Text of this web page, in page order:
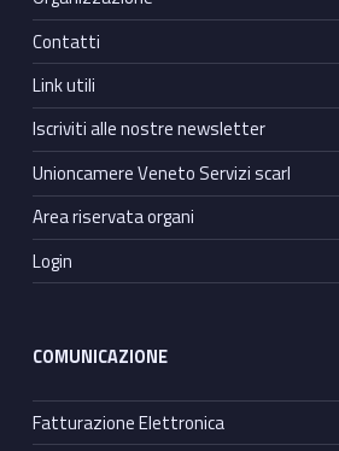
Contatti
Link utili
Iscriviti alle nostre newsletter
Unioncamere Veneto Servizi scarl
Area riservata organi
Login
COMUNICAZIONE
Fatturazione Elettronica